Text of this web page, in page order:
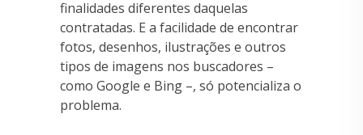
finalidades diferentes daquelas
contratadas. E a facilidade de encontrar
fotos, desenhos, ilustrações e outros
tipos de imagens nos buscadores –
como Google e Bing –, só potencializa o
problema.